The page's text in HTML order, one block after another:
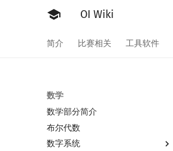
OI Wiki
简介 比赛相关 工具软件
数学
数学部分简介
布尔代数
数字系统